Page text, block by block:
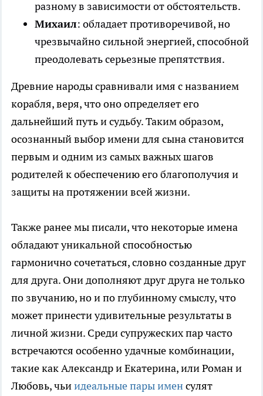
разному в зависимости от обстоятельств.
Михаил: обладает противоречивой, но
чрезвычайно сильной энергией, способной
преодолевать серьезные препятствия.
Древние народы сравнивали имя с названием
корабля, веря, что оно определяет его
дальнейший путь и судьбу. Таким образом,
осознанный выбор имени для сына становится
первым и одним из самых важных шагов
родителей к обеспечению его благополучия и
защиты на протяжении всей жизни.
Также ранее мы писали, что некоторые имена
обладают уникальной способностью
гармонично сочетаться, словно созданные друг
для друга. Они дополняют друг друга не только
по звучанию, но и по глубинному смыслу, что
может принести удивительные результаты в
личной жизни. Среди супружеских пар часто
встречаются особенно удачные комбинации,
такие как Александр и Екатерина, или Роман и
Любовь, чьиидеальные пары именсулят